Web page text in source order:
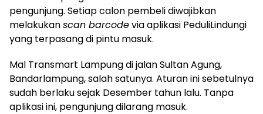
pengunjung. Setiap calon pembeli diwajibkan
melakukanscan barcodevia aplikasi PeduliLindungi
yang terpasang di pintu masuk.
Mal Transmart Lampung di jalan Sultan Agung,
Bandarlampung, salah satunya. Aturan ini sebetulnya
sudah berlaku sejak Desember tahun lalu. Tanpa
aplikasi ini, pengunjung dilarang masuk.